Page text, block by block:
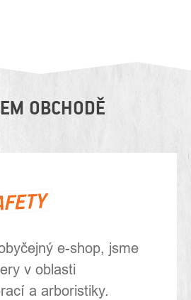
OBCHODĚ
e-shop, jsme
v oblasti
a arboristiky.